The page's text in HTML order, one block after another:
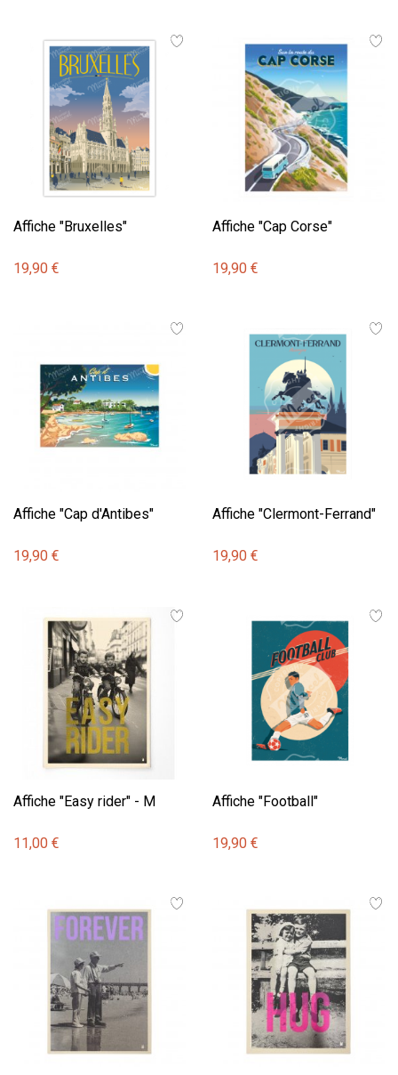
Affiche "Bruxelles"
19,90 €
Affiche "Cap Corse"
19,90 €
Affiche "Cap d'Antibes"
19,90 €
Affiche "Clermont-Ferrand"
19,90 €
Affiche "Easy rider" - M
11,00 €
Affiche "Football"
19,90 €